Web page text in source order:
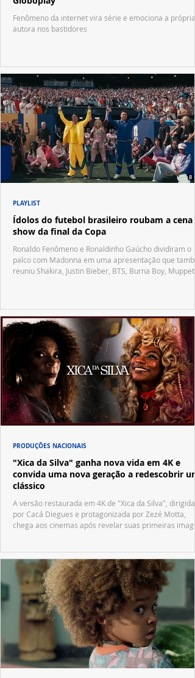
Fenômeno da internet vira série e emociona a própria
autora nos bastidores
Ídolos do futebol brasileiro roubam a cena
show da final da Copa
Ronaldo Fenômeno e Ronaldinho Gaúcho dividiram o
palco com Madonna em uma apresentação que
reuniu Shakira, Justin Bieber, BTS, Burna Boy, Muppets,
PLAYLIST
"Xica da Silva" ganha nova vida em 4K e
convida uma nova geração a redescobrir um
clássico
A versão restaurada em 4K de "Xica da Silva", dirigida
por Cacá Diegues e protagonizada por Zezé Motta,
chega aos cinemas após revelar suas primeiras
PRODUÇÕES NACIONAIS